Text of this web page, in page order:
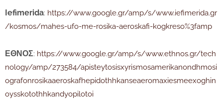
Iefimerida: https://www.google.gr/amp/s/www.iefimerida.gr
/kosmos/mahes-ufo-me-rosika-aeroskafi-kogkreso%3famp
ΕΘΝΟΣ: https://www.google.gr/amp/s/www.ethnos.gr/tech
nology/amp/273584/apisteytosisxyrismosamerikanondhmosi
ografonrosikaaeroskafhepidothhkanseaeromaxiesmeexoghin
oysskotothhkandyopilotoi